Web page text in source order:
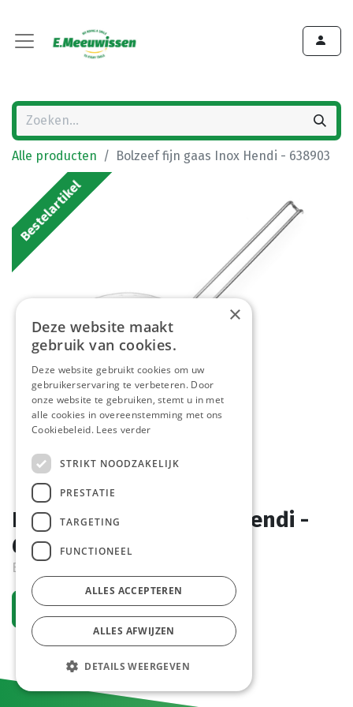
Alle producten Bolzeef fijn gaas Inox Hendi - 638903
Bestelartikel
Bolzeef fijn gaas Inox Hendi -
638903
Bestelartikel
Vraag een account aan
×
Deze website maakt
gebruik van cookies.
Deze website gebruikt cookies om uw
gebruikerservaring te verbeteren. Door
onze website te gebruiken, stemt u in met
alle cookies in overeenstemming met ons
Cookiebeleid. Lees verder
STRIKT NOODZAKELIJK
PRESTATIE
TARGETING
FUNCTIONEEL
ALLES ACCEPTEREN
ALLES AFWIJZEN
DETAILS WEERGEVEN